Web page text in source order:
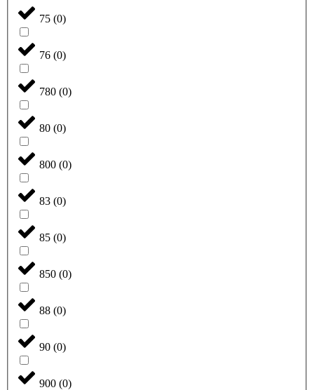
75 (0)
76 (0)
780 (0)
80 (0)
800 (0)
83 (0)
85 (0)
850 (0)
88 (0)
90 (0)
900 (0)